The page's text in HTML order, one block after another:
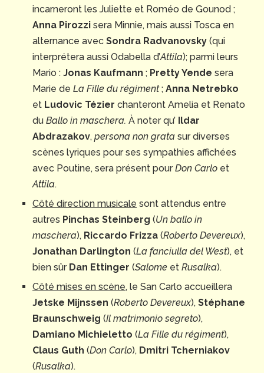
incarneront les Juliette et Roméo de Gounod ;
Anna Pirozzi sera Minnie, mais aussi Tosca en
alternance avec Sondra Radvanovsky (qui
interprétera aussi Odabella d’Attila); parmi leurs
Mario : Jonas Kaufmann ; Pretty Yende sera
Marie de La Fille du régiment; Anna Netrebko
et Ludovic Tézier chanteront Amelia et Renato
du Ballo in maschera. À noter qu’ Ildar
Abdrazakov, persona non grata sur diverses
scènes lyriques pour ses sympathies affichées
avec Poutine, sera présent pourDon Carlo et
Attila.
Côté direction musicale sont attendus entre
autres Pinchas Steinberg (Un ballo in
maschera), Riccardo Frizza (Roberto Devereux),
Jonathan Darlington (La fanciulla del West), et
bien sûr Dan Ettinger (Salome et Rusalka).
Côté mises en scène, le San Carlo accueillera
Jetske Mijnssen (Roberto Devereux), Stéphane
Braunschweig (Il matrimonio segreto),
Damiano Michieletto (La Fille du régiment),
Claus Guth (Don Carlo), Dmitri Tcherniakov
(Rusalka).